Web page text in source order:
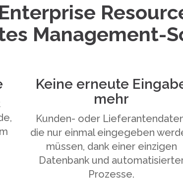
Enterprise
Management-
Keine erneute
mehr
Kunden- oder
die nur einmal eingegeben
müssen, dank einer einzigen
Datenbank und
Prozesse.